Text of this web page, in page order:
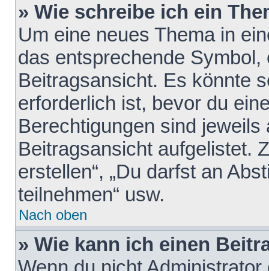
» Wie schreibe ich ein
Um eine neues Thema in
das entsprechende
Beitragsansicht. Es könnte
erforderlich ist, bevor du
Berechtigungen sind
Beitragsansicht aufgelistet.
erstellen“, „Du darfst an
teilnehmen“ usw.
Nach oben
» Wie kann ich einen